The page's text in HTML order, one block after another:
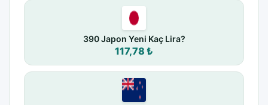
390 Japon Yeni Kaç Lira?
117,78 ₺